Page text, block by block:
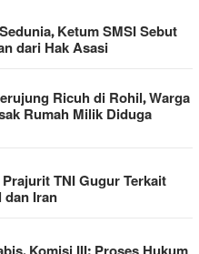
Ketum SMSI Sebut
dari Hak Asasi
Ricuh di Rohil, Warga
Rumah Milik Diduga
TNI Gugur Terkait
dan Iran